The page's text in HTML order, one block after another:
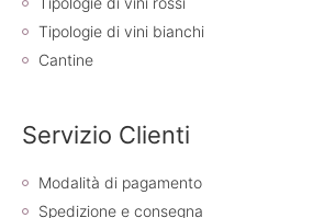
Tipologie di vini bianchi
Cantine
Servizio Clienti
Modalità di pagamento
Spedizione e consegna